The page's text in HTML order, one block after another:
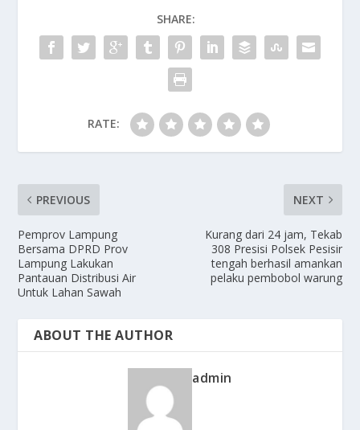
SHARE:
RATE:
PREVIOUS
Pemprov Lampung
Bersama DPRD Prov
Lampung Lakukan
Pantauan Distribusi Air
Untuk Lahan Sawah
NEXT
Kurang dari 24 jam, Tekab
308 Presisi Polsek Pesisir
tengah berhasil amankan
pelaku pembobol warung
ABOUT THE AUTHOR
admin